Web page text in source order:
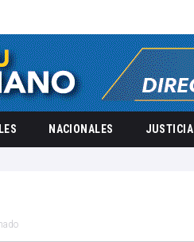
NACIONALES JUSTICIA